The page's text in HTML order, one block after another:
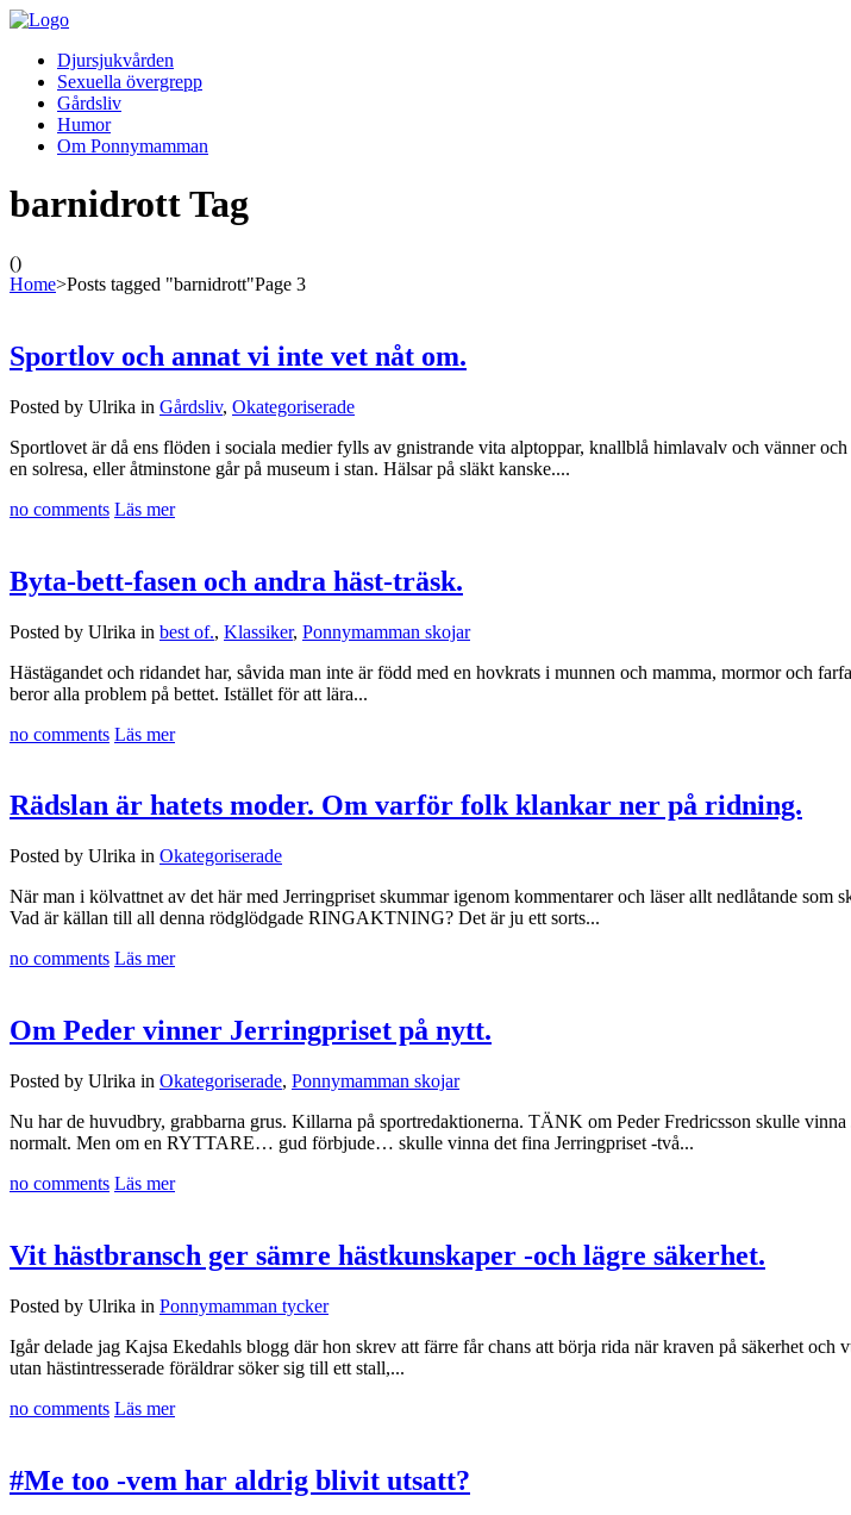
Djursjukvården
Sexuella övergrepp
Gårdsliv
Humor
Om Ponnymamman
barnidrott Tag
()
Home>Posts tagged "barnidrott"Page 3
Sportlov och annat vi inte vet nåt om.
Posted by Ulrika in Gårdsliv, Okategoriserade
Sportlovet är då ens flöden i sociala medier fylls av gnistrande vita alptoppar, knallblå himlavalv och vänner
en solresa, eller åtminstone går på museum i stan. Hälsar på släkt kanske....
no comments Läs mer
Byta-bett-fasen och andra häst-träsk.
Posted by Ulrika in best of., Klassiker, Ponnymamman skojar
Hästägandet och ridandet har, såvida man inte är född med en hovkrats i munnen och mamma, mormor och
beror alla problem på bettet. Istället för att lära...
no comments Läs mer
Rädslan är hatets moder. Om varför folk klankar ner på ridning.
Posted by Ulrika in Okategoriserade
När man i kölvattnet av det här med Jerringpriset skummar igenom kommentarer och läser allt nedlåtande
Vad är källan till all denna rödglödgade RINGAKTNING? Det är ju ett sorts...
no comments Läs mer
Om Peder vinner Jerringpriset på nytt.
Posted by Ulrika in Okategoriserade, Ponnymamman skojar
Nu har de huvudbry, grabbarna grus. Killarna på sportredaktionerna. TÄNK om Peder Fredricsson skulle
normalt. Men om en RYTTARE… gud förbjude… skulle vinna det fina Jerringpriset -två...
no comments Läs mer
Vit hästbransch ger sämre hästkunskaper -och lägre säkerhet.
Posted by Ulrika in Ponnymamman tycker
Igår delade jag Kajsa Ekedahls blogg där hon skrev att färre får chans att börja rida när kraven på säkerhet
utan hästintresserade föräldrar söker sig till ett stall,...
no comments Läs mer
#Me too -vem har aldrig blivit utsatt?